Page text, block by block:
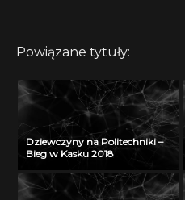
Powiązane tytuły:
Dziewczyny na Politechniki –
Bieg w Kasku 2018